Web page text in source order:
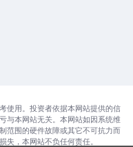
使用。投资者依据本网站提供的信
与本网站无关。本网站如因系统维
范围的硬件故障或其它不可抗力而
失，本网站不负任何责任。